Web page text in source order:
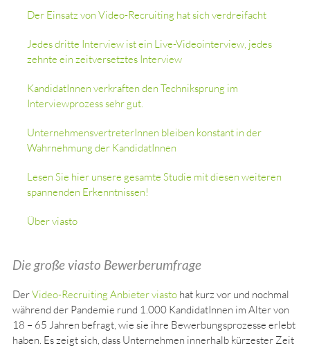
Der Einsatz von Video-Recruiting hat sich verdreifacht
Jedes dritte Interview ist ein Live-Videointerview, jedes
zehnte ein zeitversetztes Interview
KandidatInnen verkraften den Techniksprung im
Interviewprozess sehr gut.
UnternehmensvertreterInnen bleiben konstant in der
Wahrnehmung der KandidatInnen
Lesen Sie hier unsere gesamte Studie mit diesen weiteren
spannenden Erkenntnissen!
Über viasto
Die große viasto Bewerberumfrage
DerVideo-Recruiting Anbieter viasto hat kurz vor und nochmal
während der Pandemie rund 1.000 KandidatInnen im Alter von
18 – 65 Jahren befragt, wie sie ihre Bewerbungsprozesse erlebt
haben. Es zeigt sich, dass Unternehmen innerhalb kürzester Zeit